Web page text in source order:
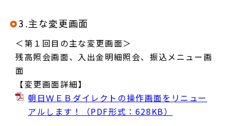
3.主な変更画面
＜第１回目の主な変更画面＞
残高照会画面、入出金明細照会、振込メニュー画
面
【変更画面詳細】
朝日ＷＥＢダイレクトの操作画面をリニュー
アルします！（PDF形式：628KB）